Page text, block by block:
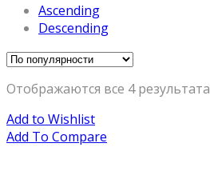
Ascending
Descending
Отображаются все 4 результата
Add to Wishlist
Add To Compare